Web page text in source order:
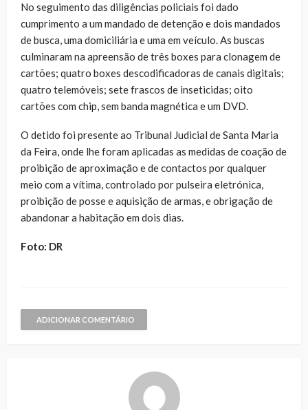
No seguimento das diligências policiais foi dado
cumprimento a um mandado de detenção e dois mandados
de busca, uma domiciliária e uma em veículo. As buscas
culminaram na apreensão de três boxes para clonagem de
cartões; quatro boxes descodificadoras de canais digitais;
quatro telemóveis; sete frascos de inseticidas; oito
cartões com chip, sem banda magnética e um DVD.
O detido foi presente ao Tribunal Judicial de Santa Maria
da Feira, onde lhe foram aplicadas as medidas de coação de
proibição de aproximação e de contactos por qualquer
meio com a vítima, controlado por pulseira eletrónica,
proibição de posse e aquisição de armas, e obrigação de
abandonar a habitação em dois dias.
Foto: DR
ADICIONAR COMENTÁRIO